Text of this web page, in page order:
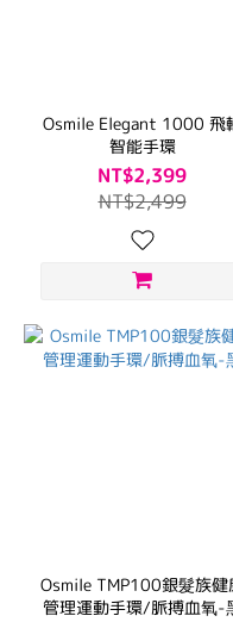
Osmile Elegant 1000 飛
智能手環
NT$2,399
NT$2,499
Osmile TMP100銀髮族健
管理運動手環/脈搏血氧-